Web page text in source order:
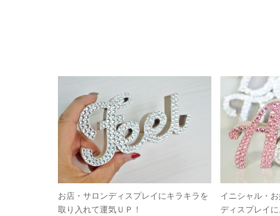
お店・サロンディスプレイにキラキラを
取り入れて運気ＵＰ！
イニシャル・
ディスプレイに